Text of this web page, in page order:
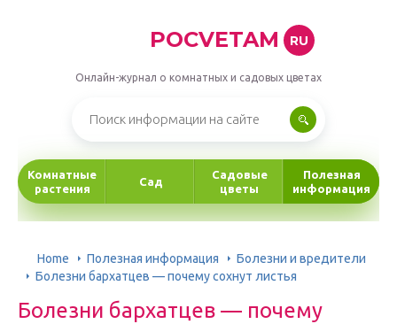
POCVETAM RU
Онлайн-журнал о комнатных и садовых цветах
Комнатные
растения
Сад
Садовые
цветы
Полезная
информация
Home Полезная информация
Болезни и вредители
Болезни бархатцев — почему сохнут листья
Болезни бархатцев — почему